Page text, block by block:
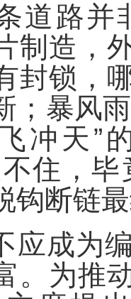
道路并
制造，
封锁，
；暴风
冲天”
住，
钩断链
应成为
。为推